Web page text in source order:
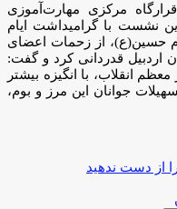
مرکزی مهارت‌آموزی
نشست با گرامیداشت ایام
حسین(ع)، از زحمات اعضای
اردبیل قدردانی کرد و گفت:
انقلاب، با انگیزه بیشتر
جوانان این مرز و بوم،
از دست ندهید